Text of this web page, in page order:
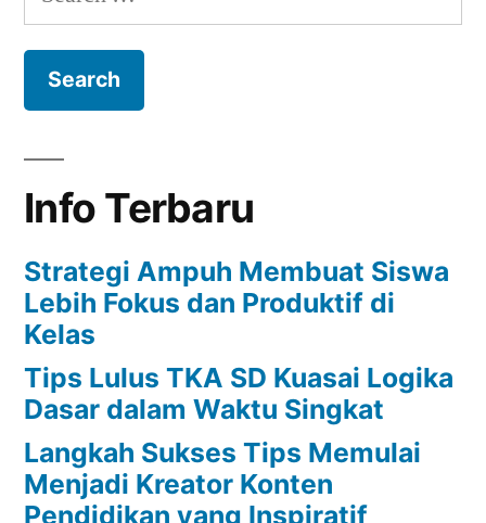
UP
for:
Info Terbaru
Strategi Ampuh Membuat Siswa
Lebih Fokus dan Produktif di
Kelas
Tips Lulus TKA SD Kuasai Logika
Dasar dalam Waktu Singkat
Langkah Sukses Tips Memulai
Menjadi Kreator Konten
Pendidikan yang Inspiratif